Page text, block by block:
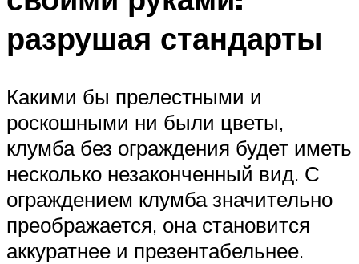
разрушая стандарты
Какими бы прелестными и
роскошными ни были цветы,
клумба без ограждения будет иметь
несколько незаконченный вид. С
ограждением клумба значительно
преображается, она становится
аккуратнее и презентабельнее.